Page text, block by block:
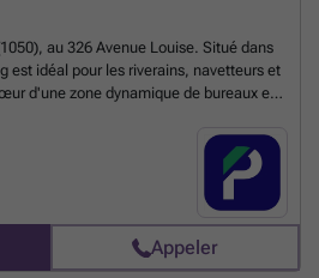
au 326 Avenue Louise. Situé dans
est idéal pour les riverains, navetteurs et
d'une zone dynamique de bureaux et
et 6, trams 8, 92, 93, 97, bus 33).
dès maintenant et simplifiez votre
quartiers les plus prisés de Bruxelles.
votre parking sur le lien suivant :
Appeler